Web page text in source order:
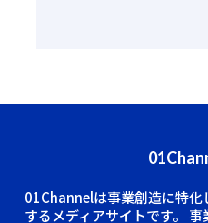
01Channelは事業創造に特
するメディアサイトです。 事